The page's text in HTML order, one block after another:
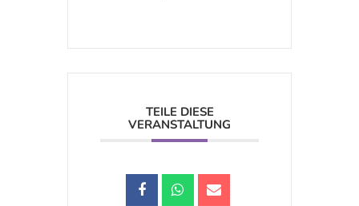
TEILE DIESE
VERANSTALTUNG